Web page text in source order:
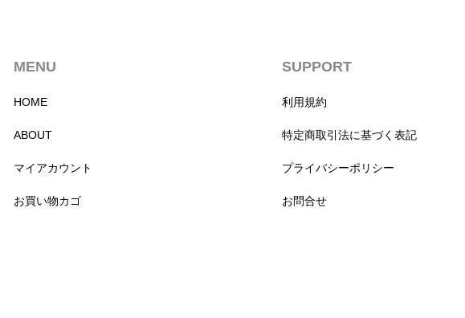
MENU
HOME
ABOUT
マイアカウント
お買い物カゴ
SUPPORT
利用規約
特定商取引法に基づく表記
プライバシーポリシー
お問合せ